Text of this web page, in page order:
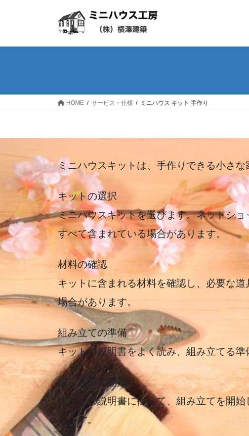
HOME サービス・仕様 ミニハウス キット 手作り
ミニハウスキットは、手作りできる小さ
キットの選択
ミニハウスキットを選びます。ネットシ
すべて含まれている場合があります。
材料の確認
キットに含まれる材料を確認し、必要な
場合があります。
組み立ての準備
キットの説明書をよく読み、組み立てる
組み立ての開始
キットの説明書に従って、組み立てを開
します。